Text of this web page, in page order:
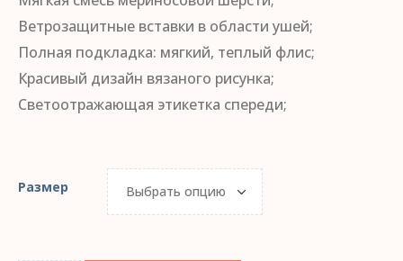
Ветрозащитные вставки в области ушей;
Полная подкладка: мягкий, теплый флис;
Красивый дизайн вязаного рисунка;
Светоотражающая этикетка спереди;
Размер